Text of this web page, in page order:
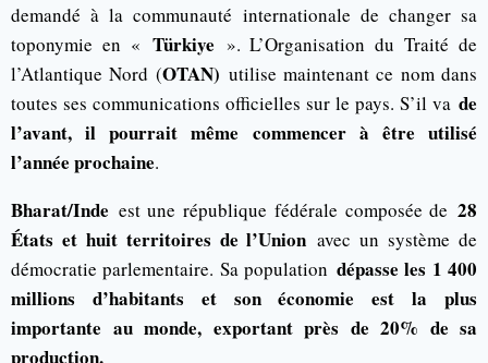
demandé à la communauté internationale de changer sa
toponymie en « Türkiye ». L’Organisation du Traité de
l’Atlantique Nord (OTAN) utilise maintenant ce nom dans
toutes ses communications officielles sur le pays. S’il va de
l’avant, il pourrait même commencer à être utilisé
l’année prochaine.
Bharat/Inde est une république fédérale composée de 28
États et huit territoires de l’Union avec un système de
démocratie parlementaire. Sa population dépasse les 1 400
millions d’habitants et son économie est la plus
importante au monde, exportant près de 20% de sa
production.